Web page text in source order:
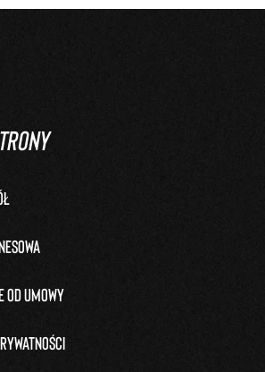
od umowy